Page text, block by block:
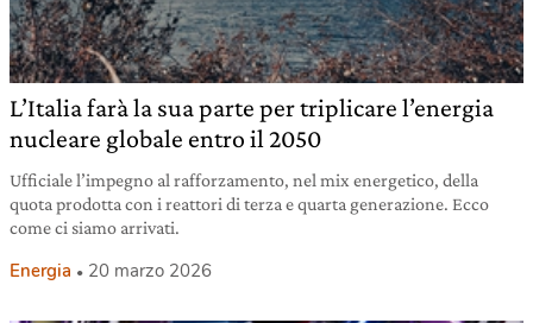
L’Italia farà la sua parte per triplicare l’energia
nucleare globale entro il 2050
Ufficiale l’impegno al rafforzamento, nel mix energetico, della
quota prodotta con i reattori di terza e quarta generazione. Ecco
come ci siamo arrivati.
Energia 20 marzo 2026